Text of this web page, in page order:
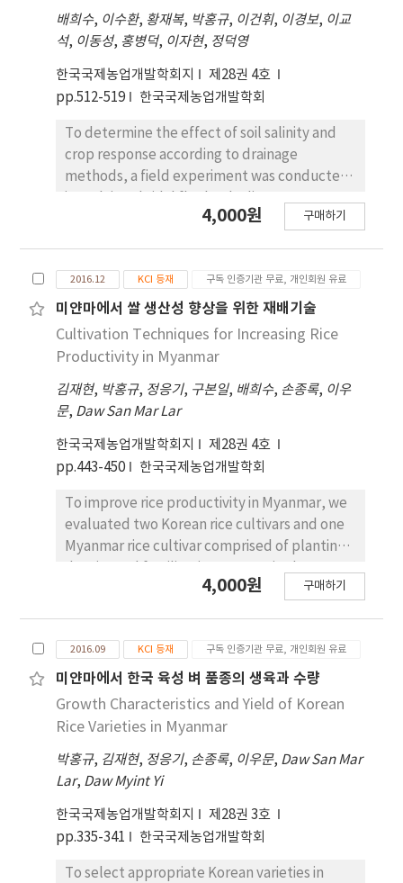
ripening period was shortened. Gelatinization
properties were affected by high
temperature due to the reduction of starch
and amylose contents. As the grain filling
period was shortened by high temperature
treatments, the crude protein content
increased. As the grain filling period was
shortened by 6 days, the starch and amylose
contents decreased by 10.8% and 5.4%,
respectively. However, the crude protein
between amylose and breakdown.
Meanwhile, it showed negative correlations
water from seeds, crude protein content,
peak viscosity, trough viscosity, final
viscosity, and setback.
배희수, 이수환, 황재복, 박홍규, 이건휘, 이경보, 이교
석, 이동성, 홍병덕, 이자현, 정덕영
한국국제농업개발학회지
제28권 4호
pp.512-519
한국국제농업개발학회
To determine the effect of soil salinity and
crop response according to drainage
methods, a field experiment was conducted
Yeongsangang located at Sanyimyon
methods, subsurface drainage (SD), 30 cm
open ditch drainage (OD30) and 60cm open
ditch drainage (OD60) tested on silt loam soil.
In SD and ND, soil salinity were lower than
soil EC to the depth of open ditch. SD had a
little effect in lowering ground water table.
Waterlogging intensity in SEW30 values
during the growing season was the lowest in
SD 297 compared with the OD30 855, ND
1,420 and OD60 1,553 cm-day. From the
above results, subsurface drainage system
control soil salinity and waterlogging. Also,
the open ditch drainage had an effect on
drainage improvement but there was no
essentially needed to stable upland crop
cultivation at the reclaimed tidal flat land.
4,000원 구매하기
2016.12 KCI 등재 구독 인증기관 무료, 개인회원 유료
미얀마에서 쌀 생산성 향상을 위한 재배기술
Cultivation Techniques for Increasing Rice
Productivity in Myanmar
김재현, 박홍규, 정응기, 구본일, 배희수, 손종록, 이우
문, Daw San Mar Lar
한국국제농업개발학회지
제28권 4호
pp.443-450
한국국제농업개발학회
To improve rice productivity in Myanmar, we
evaluated two Korean rice cultivars and one
Myanmar rice cultivar comprised of planting
experiments from rainy season 2014 to dry
yield in ‘Yeongpoong’ and
‘Shwethweyin’ cultivars increased
considerably under high planting density but
there was no significant differences in rice
planting density treatment. In dry season
cultivation 2015, rice yield increased
considerably under high planting density at
all experimental cultivars. In wet season
cultivation 2015, the rice yield of ‘Dasan 2’
and ‘Yeongpoong’ cultivars was
4,000원 구매하기
2016.09 KCI 등재 구독 인증기관 무료, 개인회원 유료
미얀마에서 한국 육성 벼 품종의 생육과 수량
Growth Characteristics and Yield of Korean
Rice Varieties in Myanmar
박홍규, 김재현, 정응기, 손종록, 이우문, Daw San Mar
Lar, Daw Myint Yi
한국국제농업개발학회지
제28권 3호
pp.335-341
한국국제농업개발학회
To select appropriate Korean varieties in